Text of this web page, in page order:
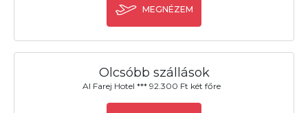
MEGNÉZEM
Olcsóbb szállások
Al Farej Hotel *** 92.300 Ft két főre